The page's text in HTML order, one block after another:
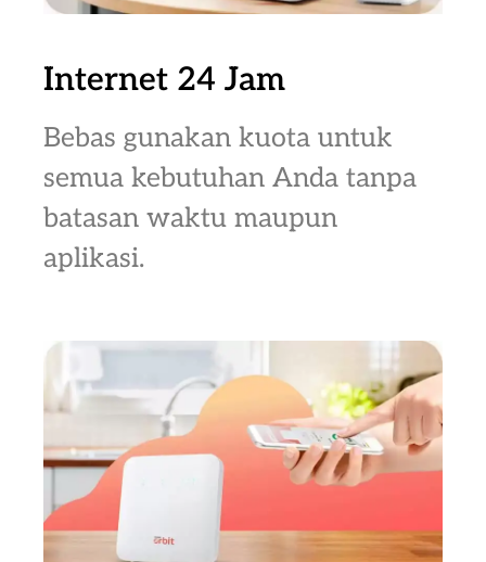
Internet 24 Jam
Bebas gunakan kuota untuk
semua kebutuhan Anda tanpa
batasan waktu maupun
aplikasi.